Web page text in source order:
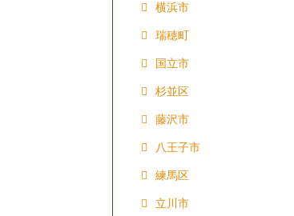
横浜市
瑞穂町
国立市
杉並区
藤沢市
八王子市
練馬区
立川市